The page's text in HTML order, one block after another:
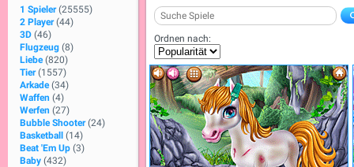
1 Spieler (25555)
2 Player (44)
3D (46)
Flugzeug (8)
Liebe (820)
Tier (1557)
Arkade (34)
Waffen (4)
Werfen (27)
Bubble Shooter (24)
Basketball
(14)
Beat 'Em Up (3)
Baby (432)
Ordnen nach: